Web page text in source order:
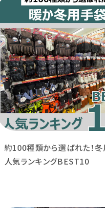
約100種類から選ばれた！
人気ランキングBEST10